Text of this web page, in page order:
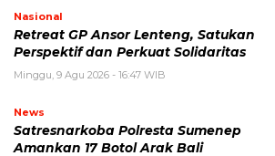
Nasional
Retreat GP Ansor Lenteng, Satukan
Perspektif dan Perkuat Solidaritas
Minggu, 9 Agu 2026 - 16:47 WIB
News
Satresnarkoba Polresta Sumenep
Amankan 17 Botol Arak Bali